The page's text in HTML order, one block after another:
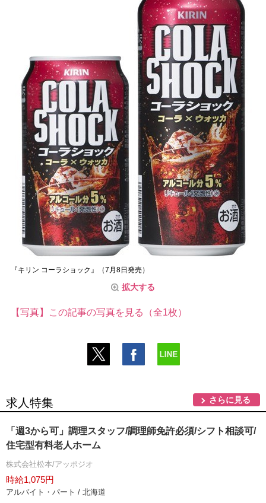
『キリン コーラショック』（7月8日発売）
拡大する
【写真】この記事の写真を見る（全1枚）
求人特集 さらに見る
「週3から可」調理スタッフ/調理師免許必須/シフト相談可/
住宅型有料老人ホーム
株式会社松本/アッポジオ
時給1,075円
アルバイト・パート / 北海道